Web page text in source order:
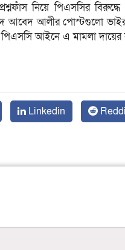
নিয়ে পিএসসির বিরুদ্ধে
আবেদ আলীর পোস্টগুলো
আইনে এ মামলা দায়ের
Linkedin